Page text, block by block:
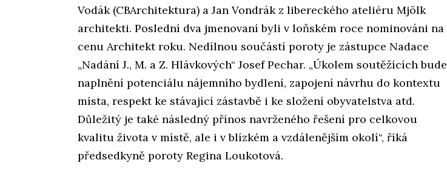
Vodák (CBArchitektura) a Jan Vondrák z libereckého ateliéru Mjölk
architekti. Poslední dva jmenovaní byli v loňském roce nominováni na
cenu Architekt roku. Nedílnou součástí poroty je zástupce Nadace
„Nadání J., M. a Z. Hlávkových“ Josef Pechar. „Úkolem soutěžících bude
naplnění potenciálu nájemního bydlení, zapojení návrhu do kontextu
místa, respekt ke stávající zástavbě i ke složení obyvatelstva atd.
Důležitý je také následný přínos navrženého řešení pro celkovou
kvalitu života v místě, ale i v blízkém a vzdálenějším okolí“, říká
předsedkyně poroty Regina Loukotová.